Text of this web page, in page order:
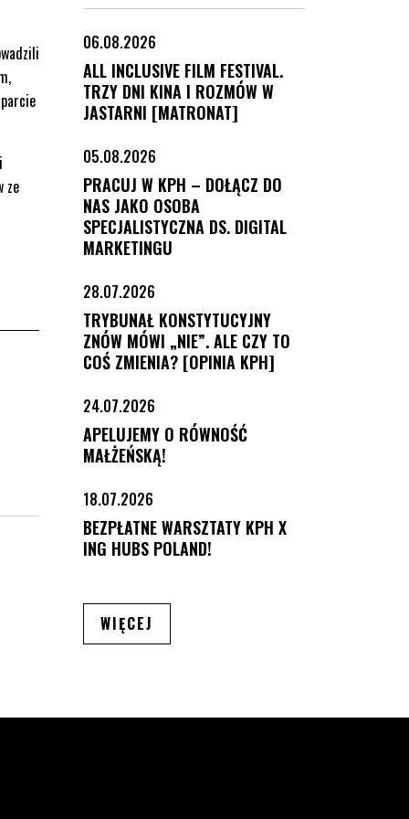
ze
06.08.2026
ALL INCLUSIVE FILM FESTIVAL.
TRZY DNI KINA I ROZMÓW W
JASTARNI [MATRONAT]
05.08.2026
PRACUJ W KPH – DOŁĄCZ DO
NAS JAKO OSOBA
SPECJALISTYCZNA DS. DIGITAL
MARKETINGU
28.07.2026
TRYBUNAŁ KONSTYTUCYJNY
ZNÓW MÓWI „NIE”. ALE CZY TO
COŚ ZMIENIA? [OPINIA KPH]
24.07.2026
APELUJEMY O RÓWNOŚĆ
MAŁŻEŃSKĄ!
18.07.2026
BEZPŁATNE WARSZTATY KPH X
ING HUBS POLAND!
WIĘCEJ